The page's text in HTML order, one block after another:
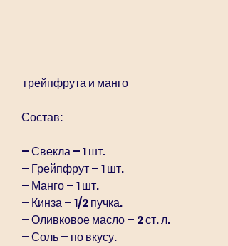
грейпфрута и манго
Состав:
– Свекла – 1 шт.
– Грейпфрут – 1 шт.
– Манго – 1 шт.
– Кинза – 1/2 пучка.
– Оливковое масло – 2 ст. л.
– Соль – по вкусу.